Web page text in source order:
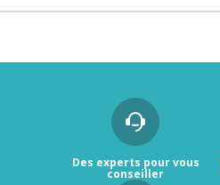
Des experts pour vous
conseiller